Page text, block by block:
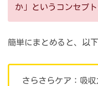
か」というコンセプ
簡単にまとめると、以
さらさらケア：吸